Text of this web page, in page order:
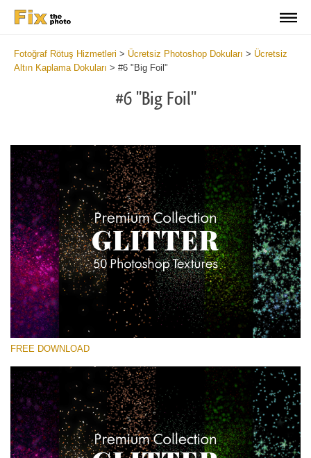
Fotoğraf Rötuş Hizmetleri > Ücretsiz Photoshop Dokuları > Ücretsiz
Altın Kaplama Dokuları > #6 "Big Foil"
#6 "Big Foil"
Lütfen seçin
Small 800*533px
Universe Stars Glitters
(50 Textures)
FREE DOWNLOAD